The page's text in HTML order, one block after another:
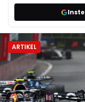
ARTIKEL